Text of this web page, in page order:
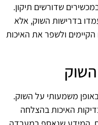
שדורשים תיקון.
בדרישות השוק, אלא
ולשפר את האיכות
משמעותי על השוק.
האיכות בהצלחה